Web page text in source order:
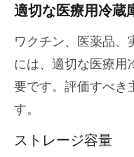
適切な医療用冷蔵
ワクチン、医薬品、
には、適切な医療用
要です。評価すべき
す。
ストレージ容量